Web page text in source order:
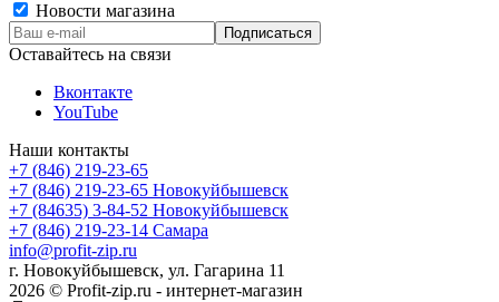
Новости магазина
Оставайтесь на связи
Вконтакте
YouTube
Наши контакты
+7 (846) 219-23-65
+7 (846) 219-23-65 Новокуйбышевск
+7 (84635) 3-84-52 Новокуйбышевск
+7 (846) 219-23-14 Самара
info@profit-zip.ru
г. Новокуйбышевск, ул. Гагарина 11
2026 © Profit-zip.ru - интернет-магазин